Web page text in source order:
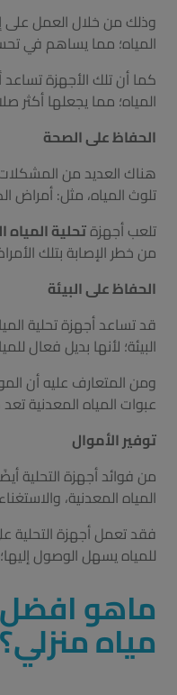
وذلك من خلال العمل على
المياه؛ مما يساهم في
كما أن تلك الأجهزة
المياه؛ مما يجعلها أكثر
الحفاظ على الصحة
هناك العديد من المشكلات
تلوث المياه، مثل: أمراض
تلعب أجهزةتحلية المياه
من خطر الإصابة بتلك
الحفاظ على البيئة
قد تساعد أجهزة تحلية
البيئة؛ لأنها بديل فعال
ومن المتعارف عليه أن
عبوات المياه المعدنية
توفير الأموال
من فوائد أجهزة التحلية
المياه المعدنية،
فقد تعمل أجهزة التحلية
للمياه يسهل الوصول
ماهو افضل
مياه منزلي؟